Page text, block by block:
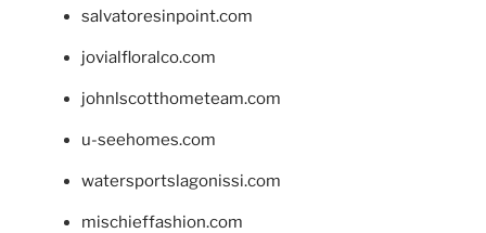
salvatoresinpoint.com
jovialfloralco.com
johnlscotthometeam.com
u-seehomes.com
watersportslagonissi.com
mischieffashion.com